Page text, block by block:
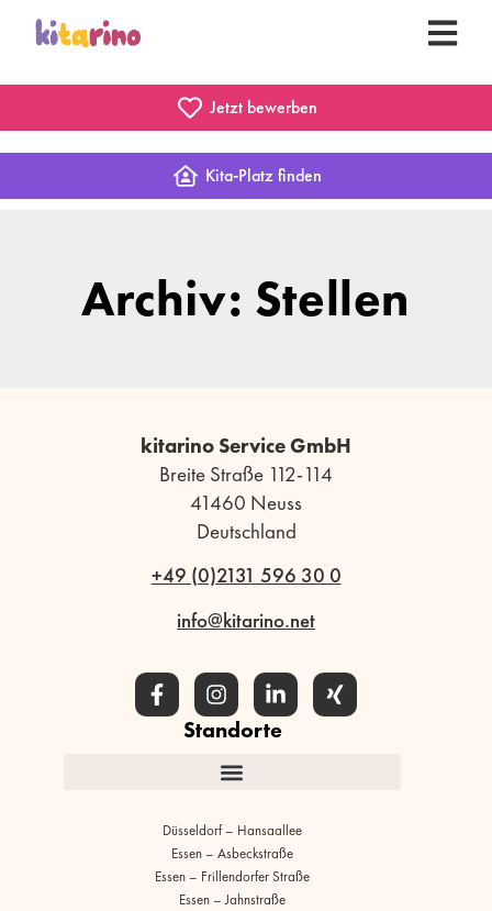
Jetzt bewerben
Kita-Platz finden
Archiv: Stellen
kitarino Service GmbH
Breite Straße 112-114
41460 Neuss
Deutschland
+49 (0)2131 596 30 0
info@kitarino.net
Standorte
Düsseldorf – Hansaallee
Essen – Asbeckstraße
Essen – Frillendorfer Straße
Essen – Jahnstraße